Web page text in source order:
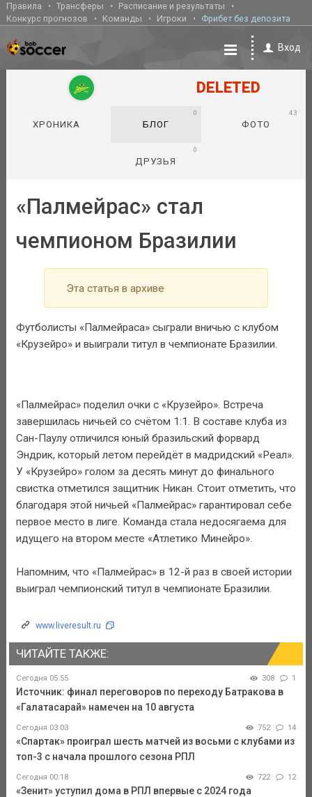
Правила Трансферы
Расписание и результаты
Конкурс прогнозов
Команды Игроки Фрибет без депозита
Вход
DELETED
ХРОНИКА БЛОГ
0
ФОТО
43
ДРУЗЬЯ
0
«Палмейрас» стал
чемпионом Бразилии
Эта статья в архиве
Футболисты «Палмейраса» сыграли вничью с клубом
«Крузейро» и выиграли титул в чемпионате Бразилии.
«Палмейрас» поделил очки с «Крузейро». Встреча
завершилась ничьей со счётом 1:1. В составе клуба из
Сан-Паулу отличился юный бразильский форвард
Эндрик, который летом перейдёт в мадридский «Реал».
У «Крузейро» голом за десять минут до финального
свистка отметился защитник Никан. Стоит отметить, что
благодаря этой ничьей «Палмейрас» гарантировал себе
первое место в лиге. Команда стала недосягаема для
идущего на втором месте «Атлетико Минейро».
Напомним, что «Палмейрас» в 12-й раз в своей истории
выиграл чемпионский титул в чемпионате Бразилии.
www.liveresult.ru
ЧИТАЙТЕ ТАКЖЕ:
Сегодня 05:55 308 1
Источник: финал переговоров по переходу Батракова в
«Галатасарай» намечен на 10 августа
Сегодня 03:03 752 14
«Спартак» проиграл шесть матчей из восьми с клубами из
топ-3 с начала прошлого сезона РПЛ
Сегодня 00:18 722 12
«Зенит» уступил дома в РПЛ впервые с 2024 года